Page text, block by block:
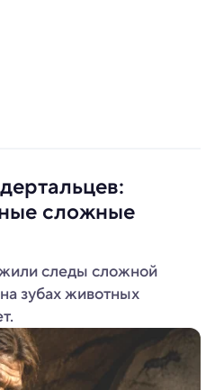
сложные
следы сложной
зубах животных